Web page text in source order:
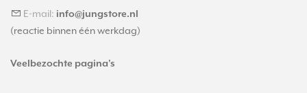
E-mail: info@jungstore.nl
(reactie binnen één werkdag)
Veelbezochte pagina's